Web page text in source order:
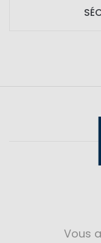
Vous